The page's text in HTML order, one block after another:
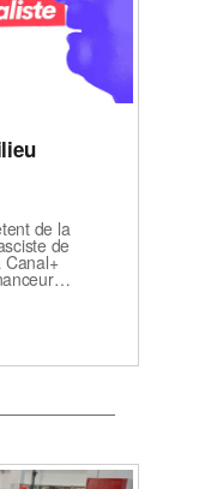
de la
de
Canal+